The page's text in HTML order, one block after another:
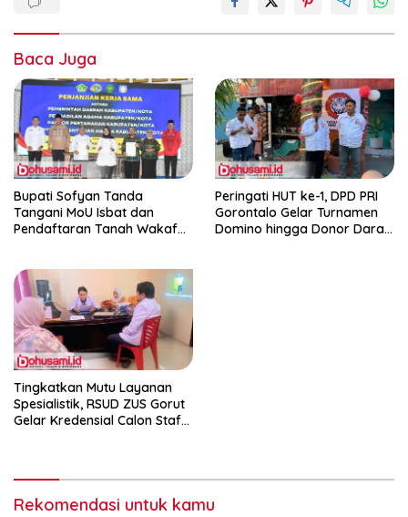
Baca Juga
Bupati Sofyan Tanda
Tangani MoU Isbat dan
Pendaftaran Tanah Wakaf
Peringati HUT ke-1, DPD PRI
Gorontalo Gelar Turnamen
Domino hingga Donor Darah
Tingkatkan Mutu Layanan
Spesialistik, RSUD ZUS Gorut
Gelar Kredensial Calon Staf
Rekomendasi untuk kamu